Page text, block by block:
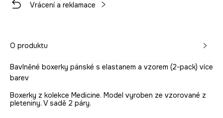
Vrácení a reklamace
O produktu
Bavlněné boxerky pánské s elastanem a vzorem (2-pack) více
barev
Boxerky z kolekce Medicine. Model vyroben ze vzorované z
pleteniny. V sadě 2 páry.